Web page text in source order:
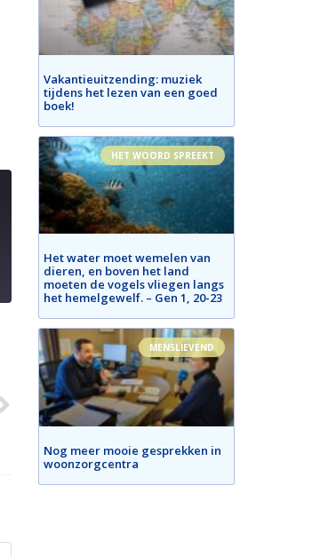
Vakantieuitzending: muziek
tijdens het lezen van een goed
boek!
HET WOORD SPREEKT
Het water moet wemelen van
dieren, en boven het land
moeten de vogels vliegen langs
het hemelgewelf. – Gen 1, 20-23
MENSLIEVEND
Nog meer mooie gesprekken in
woonzorgcentra